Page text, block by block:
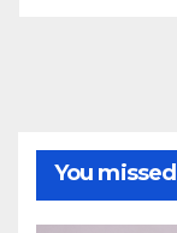
You missed